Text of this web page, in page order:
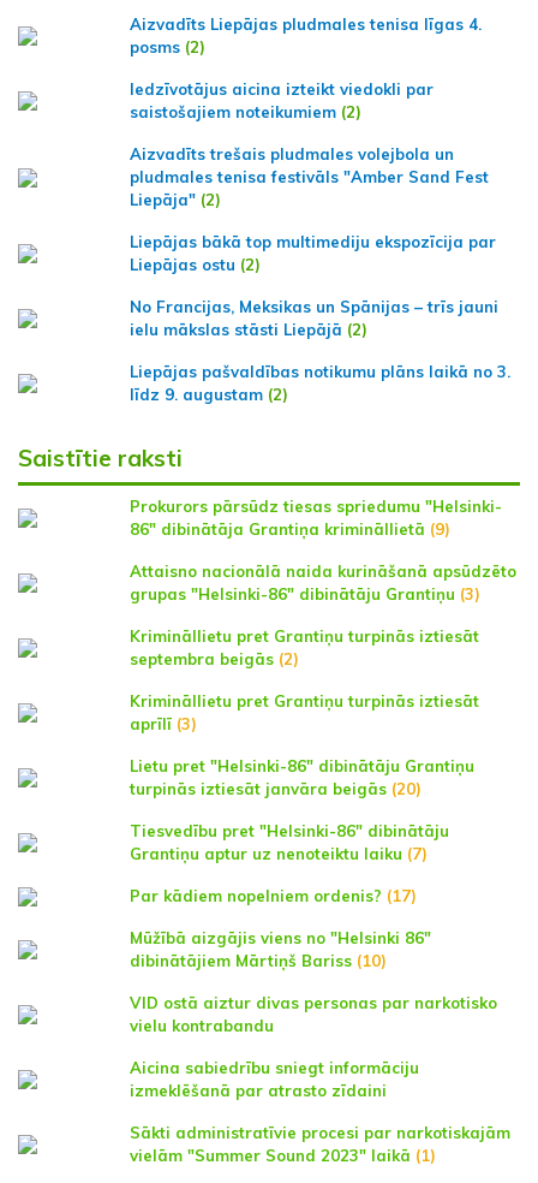
Aizvadīts Liepājas pludmales tenisa līgas 4.
posms (2)
Iedzīvotājus aicina izteikt viedokli par
saistošajiem noteikumiem (2)
Aizvadīts trešais pludmales volejbola un
pludmales tenisa festivāls "Amber Sand Fest
Liepāja" (2)
Liepājas bākā top multimediju ekspozīcija par
Liepājas ostu (2)
No Francijas, Meksikas un Spānijas – trīs jauni
ielu mākslas stāsti Liepājā (2)
Liepājas pašvaldības notikumu plāns laikā no 3.
līdz 9. augustam (2)
Saistītie raksti
Prokurors pārsūdz tiesas spriedumu "Helsinki-
86" dibinātāja Grantiņa krimināllietā (9)
Attaisno nacionālā naida kurināšanā apsūdzēto
grupas "Helsinki-86" dibinātāju Grantiņu (3)
Krimināllietu pret Grantiņu turpinās iztiesāt
septembra beigās (2)
Krimināllietu pret Grantiņu turpinās iztiesāt
aprīlī (3)
Lietu pret "Helsinki-86" dibinātāju Grantiņu
turpinās iztiesāt janvāra beigās (20)
Tiesvedību pret "Helsinki-86" dibinātāju
Grantiņu aptur uz nenoteiktu laiku (7)
Par kādiem nopelniem ordenis? (17)
Mūžībā aizgājis viens no "Helsinki 86"
dibinātājiem Mārtiņš Bariss (10)
VID ostā aiztur divas personas par narkotisko
vielu kontrabandu
Aicina sabiedrību sniegt informāciju
izmeklēšanā par atrasto zīdaini
Sākti administratīvie procesi par narkotiskajām
vielām "Summer Sound 2023" laikā (1)